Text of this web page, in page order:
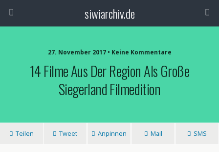
siwiarchiv.de
27. November 2017 • Keine Kommentare
14 Filme Aus Der Region Als Große
Siegerland Filmedition
Teilen Tweet Anpinnen Mail SMS